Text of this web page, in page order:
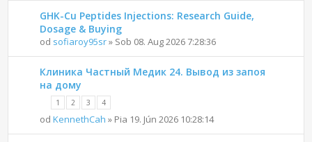
GHK-Cu Peptides Injections: Research Guide,
Dosage & Buying
od sofiaroy95sr» Sob 08. Aug 2026 7:28:36
Клиника Частный Медик 24. Вывод из запоя
на дому
1 2 3 4
odKennethCah » Pia 19. Jún 2026 10:28:14